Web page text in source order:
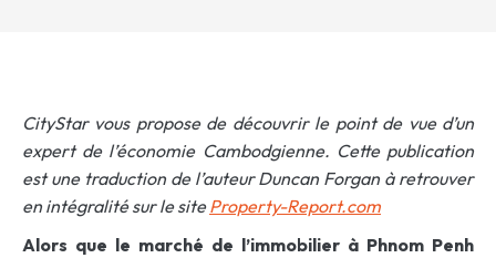
CityStar vous propose de découvrir le point de vue d’un
expert de l’économie Cambodgienne. Cette publication
est une traduction de l’auteur Duncan Forgan à retrouver
en intégralité sur le siteProperty-Report.com
Alors que le marché de l’immobilier à Phnom Penh